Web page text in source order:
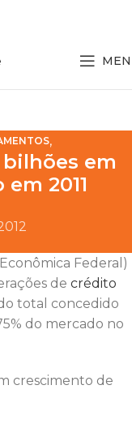
,
bilhões em
2011
Econômica Federal)
de crédito
total concedido
do mercado no
crescimento de